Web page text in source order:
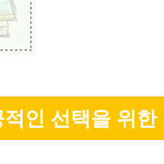
인 선택을 위한